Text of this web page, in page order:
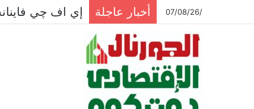
/07/08/26 أخبار عاجلة إي اف چي